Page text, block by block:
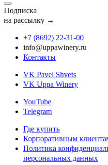
Подписка
на рассылку →
+7 (8692) 22‑31‑00
info@uppawinery.ru
Контакты
VK Pavel Shvets
VK Uppa Winery
YouTube
Telegram
Где купить
Корпоративным
Политика
персональных данных